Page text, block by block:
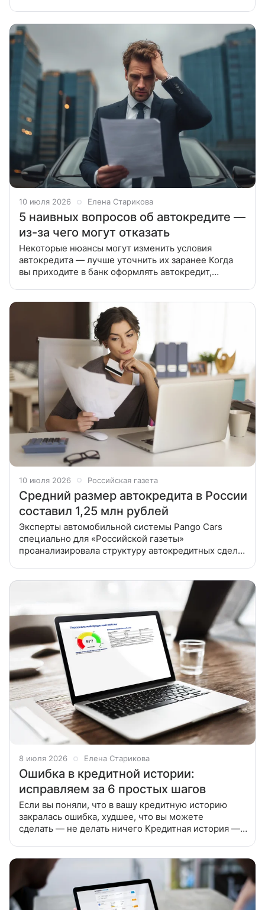
10 июля 2026 Елена Старикова
5 наивных вопросов об автокредите —
из-за чего могут отказать
Некоторые нюансы могут изменить условия
автокредита — лучше уточнить их заранее Когда
вы приходите в банк оформлять автокредит,
10 июля 2026 Российская газета
Средний размер автокредита в России
составил 1,25 млн рублей
Эксперты автомобильной системы Pango Cars
специально для «Российской газеты»
проанализировала структуру автокредитных сделок
8 июля 2026 Елена Старикова
Ошибка в кредитной истории:
исправляем за 6 простых шагов
Если вы поняли, что в вашу кредитную историю
закралась ошибка, худшее, что вы можете
сделать — не делать ничего Кредитная история —